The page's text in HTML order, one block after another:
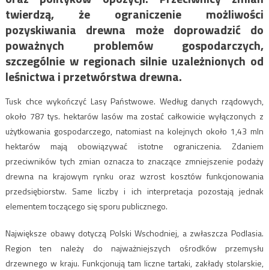
twierdzą, że ograniczenie możliwości
pozyskiwania drewna może doprowadzić do
poważnych problemów gospodarczych,
szczególnie w regionach silnie uzależnionych od
leśnictwa i przetwórstwa drewna.
Tusk chce wykończyć Lasy Państwowe. Według danych rządowych,
około 787 tys. hektarów lasów ma zostać całkowicie wyłączonych z
użytkowania gospodarczego, natomiast na kolejnych około 1,43 mln
hektarów mają obowiązywać istotne ograniczenia. Zdaniem
przeciwników tych zmian oznacza to znaczące zmniejszenie podaży
drewna na krajowym rynku oraz wzrost kosztów funkcjonowania
przedsiębiorstw. Same liczby i ich interpretacja pozostają jednak
elementem toczącego się sporu publicznego.
Największe obawy dotyczą Polski Wschodniej, a zwłaszcza Podlasia.
Region ten należy do najważniejszych ośrodków przemysłu
drzewnego w kraju. Funkcjonują tam liczne tartaki, zakłady stolarskie,